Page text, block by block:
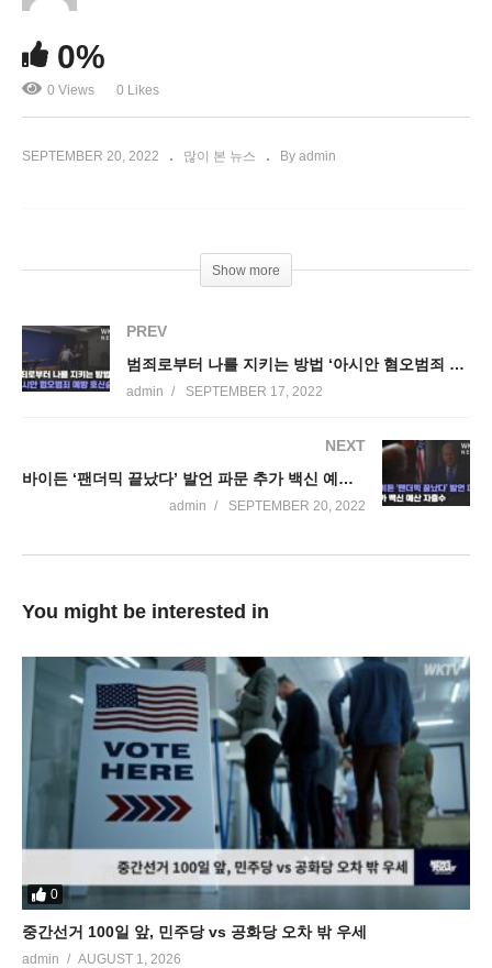
의 최고치’
0%
0 Views 0 Likes
SEPTEMBER 20, 2022 많이 본 뉴스 By admin
Show more
PREV
범죄로부터 나를 지키는 방법 ‘아시안 혐오범죄 예방 호신술’
admin SEPTEMBER 17, 2022
NEXT
바이든 ‘팬더믹 끝났다’ 발언 파문 추가 백신 예산 자충수
admin SEPTEMBER 20, 2022
You might be interested in
0
중간선거 100일 앞, 민주당 vs 공화당 오차 밖 우세
admin AUGUST 1, 2026